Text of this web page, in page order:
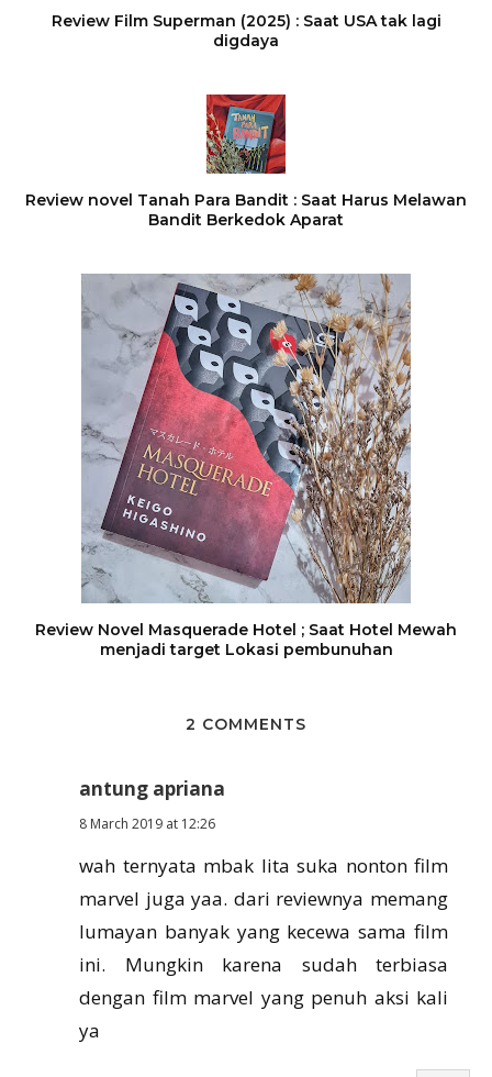
Review Film Superman (2025) : Saat USA tak lagi
digdaya
Review novel Tanah Para Bandit : Saat Harus Melawan
Bandit Berkedok Aparat
Review Novel Masquerade Hotel ; Saat Hotel Mewah
menjadi target Lokasi pembunuhan
2 COMMENTS
antung apriana
8 March 2019 at 12:26
wah ternyata mbak lita suka nonton film
marvel juga yaa. dari reviewnya memang
lumayan banyak yang kecewa sama film
ini. Mungkin karena sudah terbiasa
dengan film marvel yang penuh aksi kali
ya